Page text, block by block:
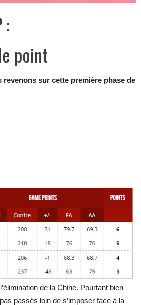
:
point
sur cette première phase de
de la Chine. Pourtant bien
passés loin de s’imposer face à la